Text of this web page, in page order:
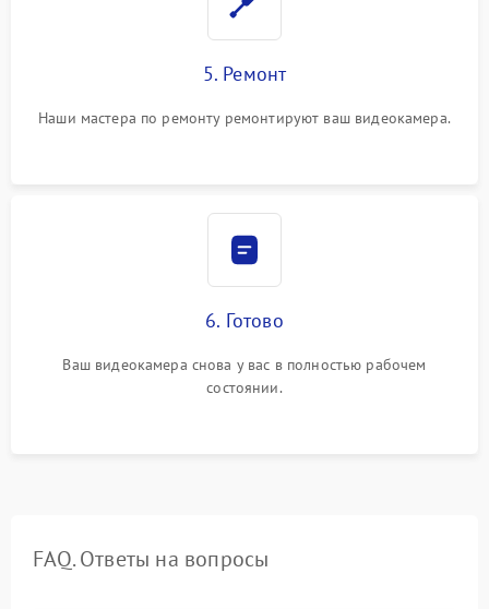
5. Ремонт
Наши мастера по ремонту ремонтируют ваш видеокамера.
6. Готово
Ваш видеокамера снова у вас в полностью рабочем
состоянии.
FAQ. Ответы на вопросы